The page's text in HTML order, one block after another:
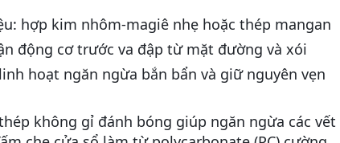
hợp kim nhôm-magiê nhẹ hoặc thép mangan
động cơ trước va đập từ mặt đường và xói
hoạt ngăn ngừa bắn bẩn và giữ nguyên vẹn
không gỉ đánh bóng giúp ngăn ngừa các vết